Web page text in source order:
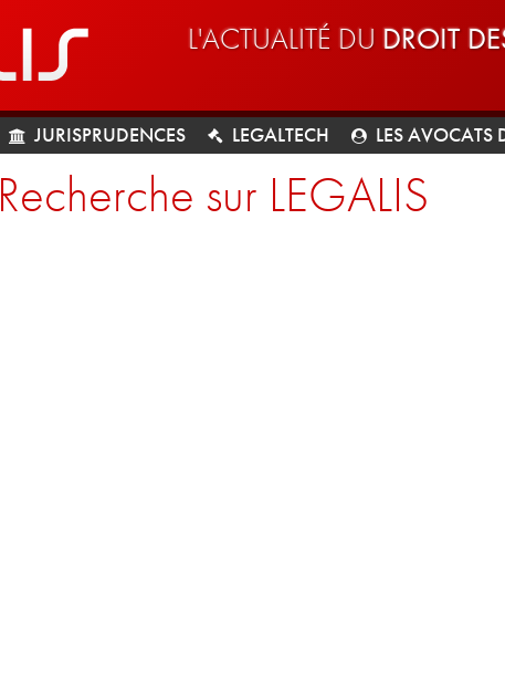
L'ACTUALITÉ DU DROIT
JURISPRUDENCES LEGALTECH LES AVOCATS
Recherche sur LEGALIS